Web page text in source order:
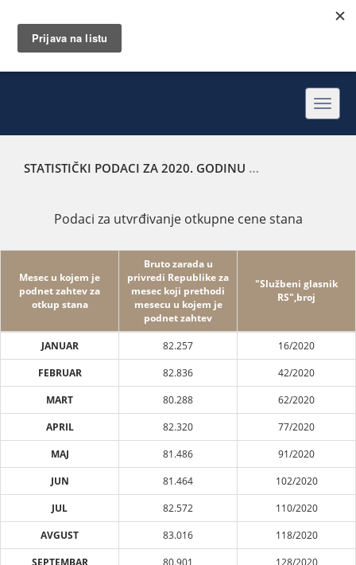
STATISTIČKI PODACI ZA 2020. GODINU
Podaci za utvrđivanje otkupne cene stana
Mesec u kojem je
podnet zahtev za
otkup stana
Bruto zarada u
privredi Republike za
mesec koji prethodi
mesecu u kojem je
podnet zahtev
"Službeni glasnik
RS",broj
JANUAR 82.257
16/2020
FEBRUAR
82.836
42/2020
MART
80.288
62/2020
APRIL
82.320
77/2020
MAJ
81.486
91/2020
JUN
81.464
102/2020
JUL
82.572
110/2020
AVGUST
83.016
118/2020
SEPTEMBAR
80.901
128/2020